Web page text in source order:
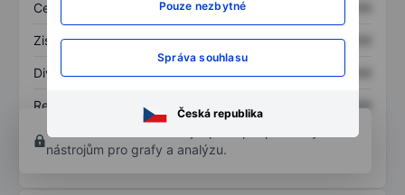
Pouze nezbytné
Správa souhlasu
Česká republika
Cena/tržby XXXXXXX
Zisk na akcii XXXXXXX XXXXXXX
Dividenda na akcii XXXXXXX XXXXXXX
Rentabilita kapitálu XXXXXXX
XXXXXXX
Otevřete si účet
nástrojům pro grafy a analýzu.